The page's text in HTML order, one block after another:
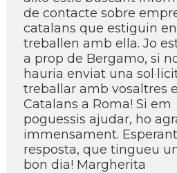
de contacte sobre
catalans que estiguin
treballen amb ella. Jo
a prop de Bergamo, si
hauria enviat una
treballar amb vosaltres
Catalans a Roma! Si em
poguessis ajudar, ho
immensament.
resposta, que tingueu
bon dia! Margherita